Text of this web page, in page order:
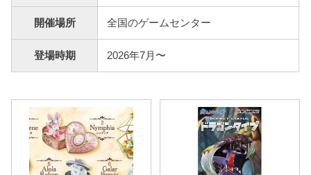
開催場所 全国のゲームセンター
登場時期 2026年7月〜